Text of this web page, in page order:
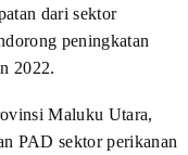
dari sektor
peningkatan
2022.
Maluku Utara,
PAD sektor perikanan